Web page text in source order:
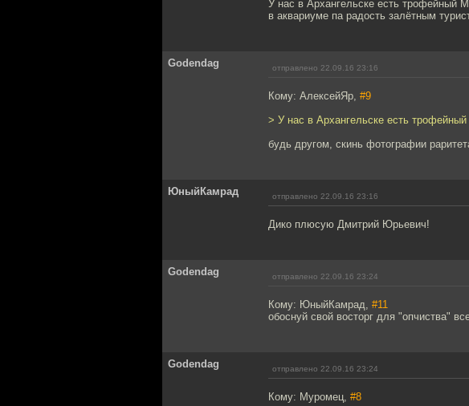
У нас в Архангельске есть трофейный
в аквариуме па радость залётным
Godendag отправлено 22.09.16 23:16
Кому: АлексейЯр, #9
> У нас в Архангельске есть
будь другом, скинь фотографии
ЮныйКамрад отправлено 22.09.16 23:16
Дико плюсую Дмитрий Юрьевич!
Godendag отправлено 22.09.16 23:24
Кому: ЮныйКамрад, #11
обоснуй свой восторг для "опчиства"
Godendag отправлено 22.09.16 23:24
Кому: Муромец, #8